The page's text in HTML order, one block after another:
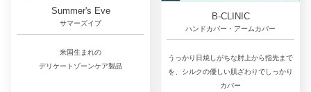
Summer's Eve
サマーズイブ
米国生まれの
デリケートゾーンケア製品
B-CLINIC
ハンドカバー・アームカバー
うっかり日焼しがちな肘上から指先まで
を、シルクの優しい肌ざわりでしっかり
カバー